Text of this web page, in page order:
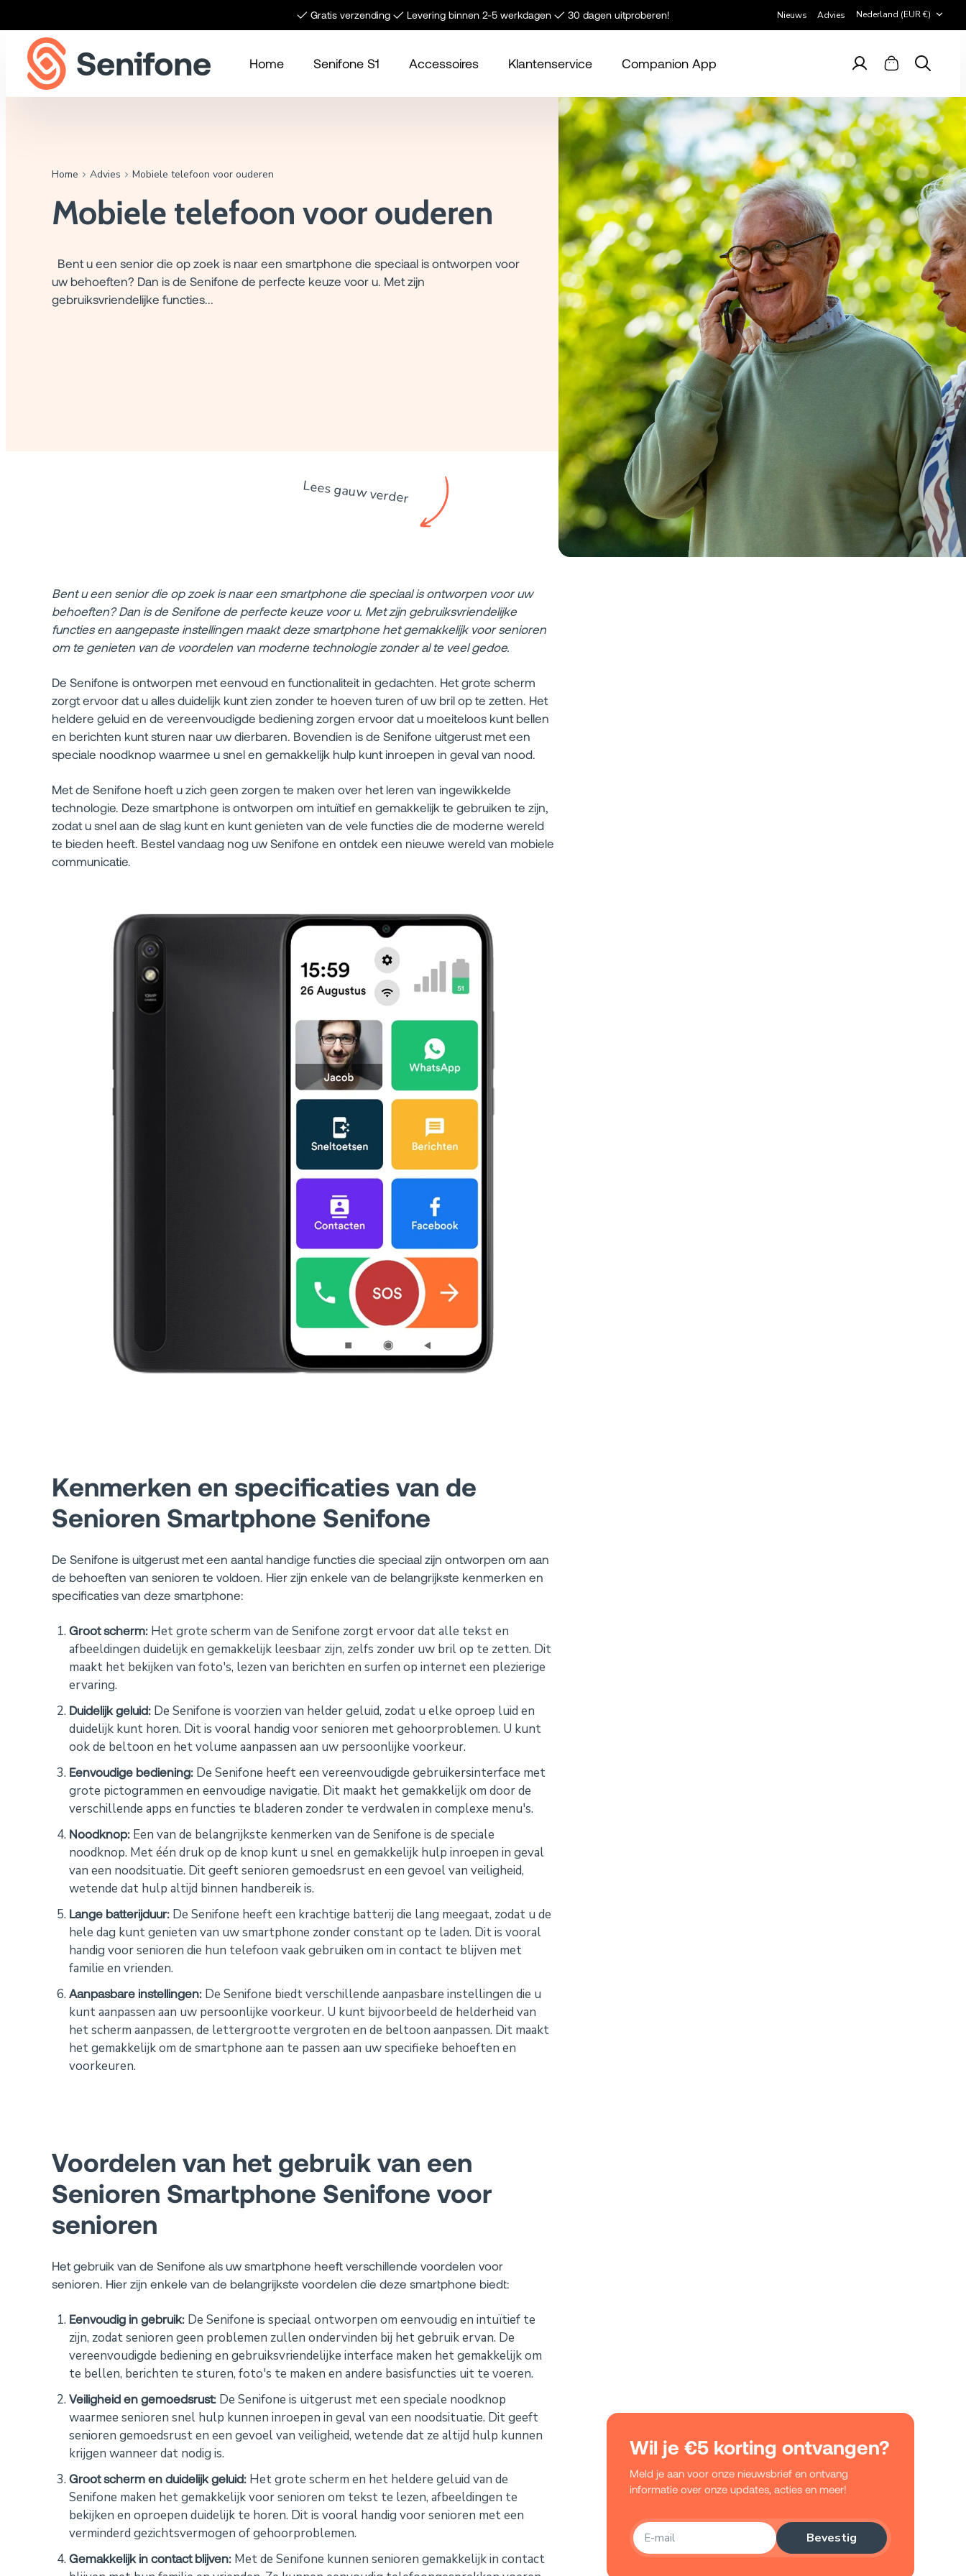
✓ Gratis verzending ✓ Levering binnen 2-5 werkdagen ✓ 30 dagen uitproberen! Nieuws Advies Nederland (EUR €)
Home Senifone S1 Accessoires Klantenservice Companion App AccountWinkelwagen
Zoeken
Home Advies Mobiele telefoon voor ouderen
Mobiele telefoon voor ouderen
Bent u een senior die op zoek is naar een smartphone die speciaal is ontworpen voor
uw behoeften? Dan is de Senifone de perfecte keuze voor u. Met zijn
gebruiksvriendelijke functies...
Lees gauw verder
Bent u een senior die op zoek is naar een smartphone die speciaal is ontworpen voor uw
behoeften? Dan is de Senifone de perfecte keuze voor u. Met zijn gebruiksvriendelijke
functies en aangepaste instellingen maakt deze smartphone het gemakkelijk voor senioren
om te genieten van de voordelen van moderne technologie zonder al te veel gedoe.
De Senifone is ontworpen met eenvoud en functionaliteit in gedachten. Het grote scherm
zorgt ervoor dat u alles duidelijk kunt zien zonder te hoeven turen of uw bril op te zetten. Het
heldere geluid en de vereenvoudigde bediening zorgen ervoor dat u moeiteloos kunt bellen
en berichten kunt sturen naar uw dierbaren. Bovendien is de Senifone uitgerust met een
speciale noodknop waarmee u snel en gemakkelijk hulp kunt inroepen in geval van nood.
Met de Senifone hoeft u zich geen zorgen te maken over het leren van ingewikkelde
technologie. Deze smartphone is ontworpen om intuïtief en gemakkelijk te gebruiken te zijn,
zodat u snel aan de slag kunt en kunt genieten van de vele functies die de moderne wereld
te bieden heeft. Bestel vandaag nog uw Senifone en ontdek een nieuwe wereld van mobiele
communicatie.
Kenmerken en specificaties van de
Senioren Smartphone Senifone
De Senifone is uitgerust met een aantal handige functies die speciaal zijn ontworpen om aan
de behoeften van senioren te voldoen. Hier zijn enkele van de belangrijkste kenmerken en
specificaties van deze smartphone:
Groot scherm:Het grote scherm van de Senifone zorgt ervoor dat alle tekst en
afbeeldingen duidelijk en gemakkelijk leesbaar zijn, zelfs zonder uw bril op te zetten. Dit
maakt het bekijken van foto's, lezen van berichten en surfen op internet een plezierige
ervaring.
Duidelijk geluid:De Senifone is voorzien van helder geluid, zodat u elke oproep luid en
duidelijk kunt horen. Dit is vooral handig voor senioren met gehoorproblemen. U kunt
ook de beltoon en het volume aanpassen aan uw persoonlijke voorkeur.
Eenvoudige bediening:De Senifone heeft een vereenvoudigde gebruikersinterface met
grote pictogrammen en eenvoudige navigatie. Dit maakt het gemakkelijk om door de
verschillende apps en functies te bladeren zonder te verdwalen in complexe menu's.
Noodknop:Een van de belangrijkste kenmerken van de Senifone is de speciale
noodknop. Met één druk op de knop kunt u snel en gemakkelijk hulp inroepen in geval
van een noodsituatie. Dit geeft senioren gemoedsrust en een gevoel van veiligheid,
wetende dat hulp altijd binnen handbereik is.
Lange batterijduur:De Senifone heeft een krachtige batterij die lang meegaat, zodat u de
hele dag kunt genieten van uw smartphone zonder constant op te laden. Dit is vooral
handig voor senioren die hun telefoon vaak gebruiken om in contact te blijven met
familie en vrienden.
Aanpasbare instellingen:De Senifone biedt verschillende aanpasbare instellingen die u
kunt aanpassen aan uw persoonlijke voorkeur. U kunt bijvoorbeeld de helderheid van
het scherm aanpassen, de lettergrootte vergroten en de beltoon aanpassen. Dit maakt
het gemakkelijk om de smartphone aan te passen aan uw specifieke behoeften en
voorkeuren.
Voordelen van het gebruik van een
Senioren Smartphone Senifone voor
senioren
Het gebruik van de Senifone als uw smartphone heeft verschillende voordelen voor
senioren. Hier zijn enkele van de belangrijkste voordelen die deze smartphone biedt:
Eenvoudig in gebruik:De Senifone is speciaal ontworpen om eenvoudig en intuïtief te
zijn, zodat senioren geen problemen zullen ondervinden bij het gebruik ervan. De
vereenvoudigde bediening en gebruiksvriendelijke interface maken het gemakkelijk om
te bellen, berichten te sturen, foto's te maken en andere basisfuncties uit te voeren.
Veiligheid en gemoedsrust:De Senifone is uitgerust met een speciale noodknop
waarmee senioren snel hulp kunnen inroepen in geval van een noodsituatie. Dit geeft
senioren gemoedsrust en een gevoel van veiligheid, wetende dat ze altijd hulp kunnen
krijgen wanneer dat nodig is.
Groot scherm en duidelijk geluid:Het grote scherm en het heldere geluid van de
Senifone maken het gemakkelijk voor senioren om tekst te lezen, afbeeldingen te
bekijken en oproepen duidelijk te horen. Dit is vooral handig voor senioren met een
verminderd gezichtsvermogen of gehoorproblemen.
Gemakkelijk in contact blijven:Met de Senifone kunnen senioren gemakkelijk in contact
Wil je €5 korting ontvangen?
Meld je aan voor onze nieuwsbrief en ontvang
informatie over onze updates, acties en meer!
Bevestig